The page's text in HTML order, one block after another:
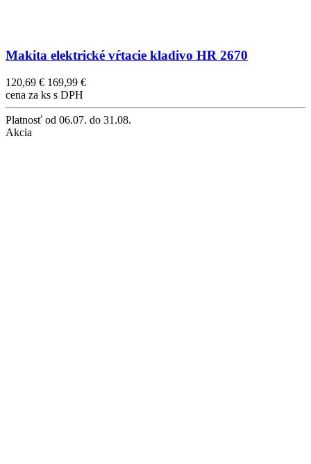
Makita elektrické vŕtacie kladivo HR 2670
120,69 € 169,99 €
cena za ks s DPH
Platnosť od 06.07. do 31.08.
Akcia